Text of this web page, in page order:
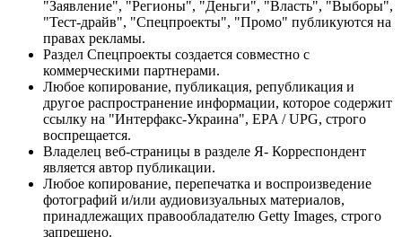
"Заявление", "Регионы", "Деньги", "Власть", "Выборы",
"Тест-драйв", "Спецпроекты", "Промо" публикуются на
правах рекламы.
Раздел Спецпроекты создается совместно с
коммерческими партнерами.
Любое копирование, публикация, републикация и
другое распространение информации, которое содержит
ссылку на "Интерфакс-Украина", EPA / UPG, строго
воспрещается.
Владелец веб-страницы в разделе Я- Корреспондент
является автор публикации.
Любое копирование, перепечатка и воспроизведение
фотографий и/или аудиовизуальных материалов,
принадлежащих правообладателю Getty Images, строго
запрещено.